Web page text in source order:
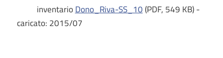
inventario Dono_Riva-SS_10(PDF, 549 KB) -
caricato: 2015/07